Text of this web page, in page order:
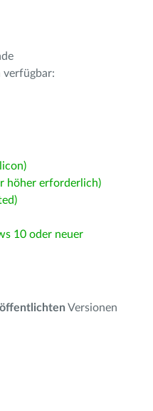
verfügbar:
höher erforderlich)
10 oder neuer
Versionen